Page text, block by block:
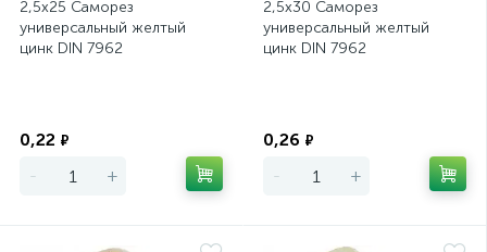
2,5х25 Саморез
универсальный желтый
цинк DIN 7962
0,22 ₽
- +
2,5х30 Саморез
универсальный желтый
цинк DIN 7962
0,26 ₽
- +